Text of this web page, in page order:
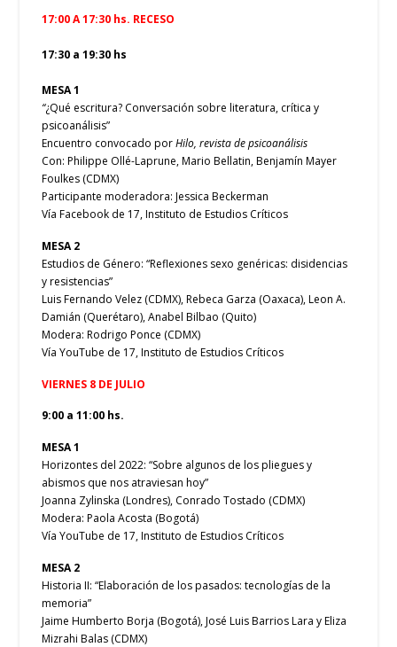
17:00 A 17:30 hs. RECESO
17:30 a 19:30 hs
MESA 1
“¿Qué escritura? Conversación sobre literatura, crítica y
psicoanálisis”
Encuentro convocado porHilo, revista de psicoanálisis
Con: Philippe Ollé-Laprune, Mario Bellatin, Benjamín Mayer
Foulkes (CDMX)
Participante moderadora: Jessica Beckerman
Vía Facebook de 17, Instituto de Estudios Críticos
MESA 2
Estudios de Género: “Reflexiones sexo genéricas: disidencias
y resistencias”
Luis Fernando Velez (CDMX), Rebeca Garza (Oaxaca), Leon A.
Damián (Querétaro), Anabel Bilbao (Quito)
Modera: Rodrigo Ponce (CDMX)
Vía YouTube de 17, Instituto de Estudios Críticos
VIERNES 8 DE JULIO
9:00 a 11:00 hs.
MESA 1
Horizontes del 2022: “Sobre algunos de los pliegues y
abismos que nos atraviesan hoy”
Joanna Zylinska (Londres), Conrado Tostado (CDMX)
Modera: Paola Acosta (Bogotá)
Vía YouTube de 17, Instituto de Estudios Críticos
MESA 2
Historia II: “Elaboración de los pasados: tecnologías de la
memoria”
Jaime Humberto Borja (Bogotá), José Luis Barrios Lara y Eliza
Mizrahi Balas (CDMX)